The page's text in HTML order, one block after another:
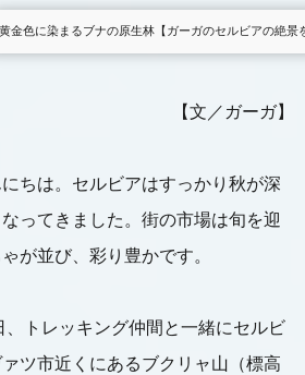
黄金色に染まるブナの原生林【ガーガのセルビアの絶
【文／ガーガ】
ちは。セルビアはすっかり秋が深
ってきました。街の市場は旬を迎
が並び、彩り豊かです。
トレッキング仲間と一緒にセルビ
ツ市近くにあるブクリャ山（標高